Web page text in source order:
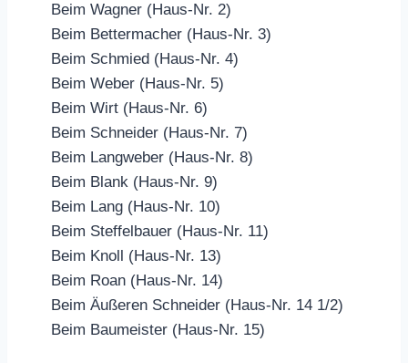
Beim Wagner (Haus-Nr. 2)
Beim Bettermacher (Haus-Nr. 3)
Beim Schmied (Haus-Nr. 4)
Beim Weber (Haus-Nr. 5)
Beim Wirt (Haus-Nr. 6)
Beim Schneider (Haus-Nr. 7)
Beim Langweber (Haus-Nr. 8)
Beim Blank (Haus-Nr. 9)
Beim Lang (Haus-Nr. 10)
Beim Steffelbauer (Haus-Nr. 11)
Beim Knoll (Haus-Nr. 13)
Beim Roan (Haus-Nr. 14)
Beim Äußeren Schneider (Haus-Nr. 14 1/2)
Beim Baumeister (Haus-Nr. 15)